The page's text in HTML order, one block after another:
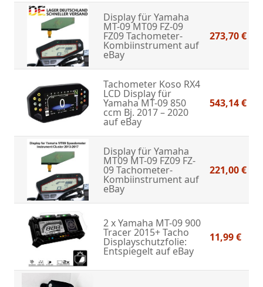
Display für Yamaha
MT-09 MT09 FZ-09
FZ09 Tachometer-
Kombiinstrumentauf
eBay
273,70 €
Tachometer Koso RX4
LCD Display für
Yamaha MT-09 850
ccm Bj. 2017 – 2020
auf eBay
543,14 €
Display für Yamaha
MT09 MT-09 FZ09 FZ-
09 Tachometer-
Kombiinstrumentauf
eBay
221,00 €
2 x Yamaha MT-09 900
Tracer 2015+ Tacho
Displayschutzfolie:
Entspiegeltauf eBay
11,99 €